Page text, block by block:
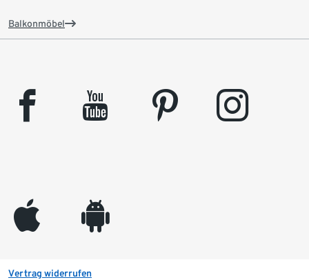
Balkonmöbel
facebook youtube pinterest instagram
appleinc android
Vertrag widerrufen